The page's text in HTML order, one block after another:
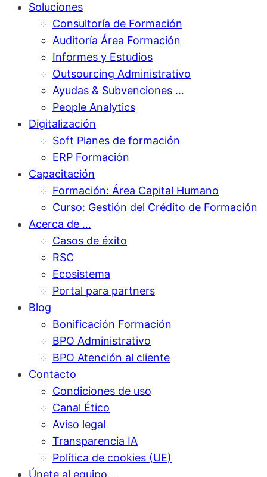
Soluciones
Consultoría de Formación
Auditoría Área Formación
Informes y Estudios
Outsourcing Administrativo
Ayudas & Subvenciones …
People Analytics
Digitalización
Soft Planes de formación
ERP Formación
Capacitación
Formación: Área Capital Humano
Curso: Gestión del Crédito de Formación
Acerca de …
Casos de éxito
RSC
Ecosistema
Portal para partners
Blog
Bonificación Formación
BPO Administrativo
BPO Atención al cliente
Contacto
Condiciones de uso
Canal Ético
Aviso legal
Transparencia IA
Política de cookies (UE)